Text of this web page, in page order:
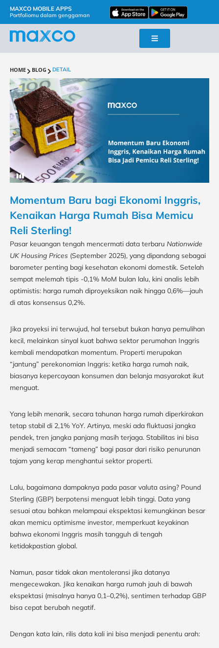
MAXCO MOBILE APPS
Portfoliomu dalam genggaman
HOME BLOG DETAIL
Momentum Baru bagi Ekonomi Inggris,
Kenaikan Harga Rumah Bisa Memicu
Reli Sterling!
Pasar keuangan tengah mencermati data terbaru Nationwide
UK Housing Prices (September 2025), yang dipandang sebagai
barometer penting bagi kesehatan ekonomi domestik. Setelah
sempat melemah tipis -0,1% MoM bulan lalu, kini analis lebih
optimistis: harga rumah diproyeksikan naik hingga 0,6%—jauh
di atas konsensus 0,2%.
Jika proyeksi ini terwujud, hal tersebut bukan hanya pemulihan
kecil, melainkan sinyal kuat bahwa sektor perumahan Inggris
kembali mendapatkan momentum. Properti merupakan
“jantung” perekonomian Inggris: ketika harga rumah naik,
biasanya kepercayaan konsumen dan belanja masyarakat ikut
menguat.
Yang lebih menarik, secara tahunan harga rumah diperkirakan
tetap stabil di 2,1% YoY. Artinya, meski ada fluktuasi jangka
pendek, tren jangka panjang masih terjaga. Stabilitas ini bisa
menjadi semacam “tameng” bagi pasar dari risiko penurunan
tajam yang kerap menghantui sektor properti.
Lalu, bagaimana dampaknya pada pasar valuta asing? Pound
Sterling (GBP) berpotensi menguat lebih tinggi. Data yang
sesuai atau bahkan melampaui ekspektasi kemungkinan besar
akan memicu optimisme investor, memperkuat keyakinan
bahwa ekonomi Inggris masih tangguh di tengah
ketidakpastian global.
Namun, pasar tidak akan mentoleransi jika datanya
mengecewakan. Jika kenaikan harga rumah jauh di bawah
ekspektasi (misalnya hanya 0,1–0,2%), sentimen terhadap GBP
bisa cepat berubah negatif.
Dengan kata lain, rilis data kali ini bisa menjadi penentu arah: